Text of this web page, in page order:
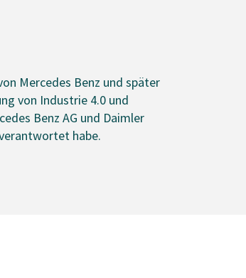
Mercedes Benz und später
von Industrie 4.0 und
Benz AG und Daimler
habe.